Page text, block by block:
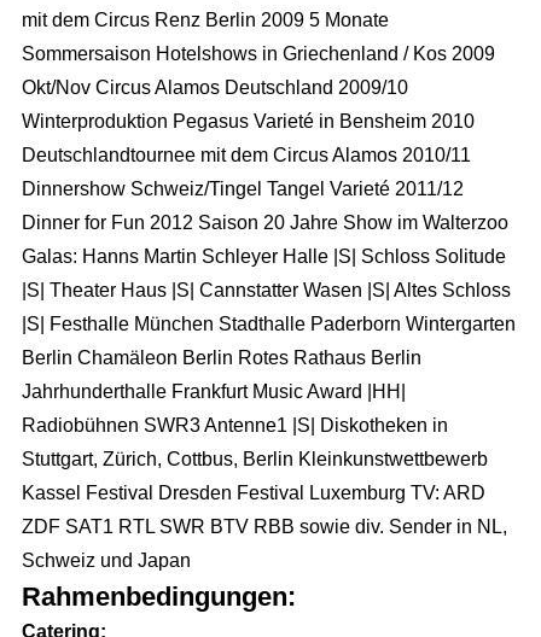
Full Service Agentur
Flexible Eventmanager
Locations
Eventausstattung
Technik
Catering
Dekoration
Personal
Roboter
Eventmanagement
Wir planen Ihr Event
Exhibition Events
Incentives
Public Events
Hochzeit
Kinder Events
Weihnachtsfeier
Familienfeiern
DJ Booking
Marketing
Events & Marketing
Eventmarketing
Promotion
Videoproduktion
Public Relations
Advertising
Internetmarketing
LED Outdoor Werbung
Plakatwerbung
Referenzen
Über uns
Die Agentur
Wir über uns
Unser Team
Konzeption
Standorte
Kontakt / Anfrage
mit dem Circus Renz Berlin 2009 5 Monate
Sommersaison Hotelshows in Griechenland / Kos 2009
Okt/Nov Circus Alamos Deutschland 2009/10
Winterproduktion Pegasus Varieté in Bensheim 2010
Deutschlandtournee mit dem Circus Alamos 2010/11
Dinnershow Schweiz/Tingel Tangel Varieté 2011/12
Dinner for Fun 2012 Saison 20 Jahre Show im Walterzoo
Galas: Hanns Martin Schleyer Halle |S| Schloss Solitude
|S| Theater Haus |S| Cannstatter Wasen |S| Altes Schloss
|S| Festhalle München Stadthalle Paderborn Wintergarten
Berlin Chamäleon Berlin Rotes Rathaus Berlin
Jahrhunderthalle Frankfurt Music Award |HH|
Radiobühnen SWR3 Antenne1 |S| Diskotheken in
Stuttgart, Zürich, Cottbus, Berlin Kleinkunstwettbewerb
Kassel Festival Dresden Festival Luxemburg TV: ARD
ZDF SAT1 RTL SWR BTV RBB sowie div. Sender in NL,
Schweiz und Japan
Rahmenbedingungen:
Catering: